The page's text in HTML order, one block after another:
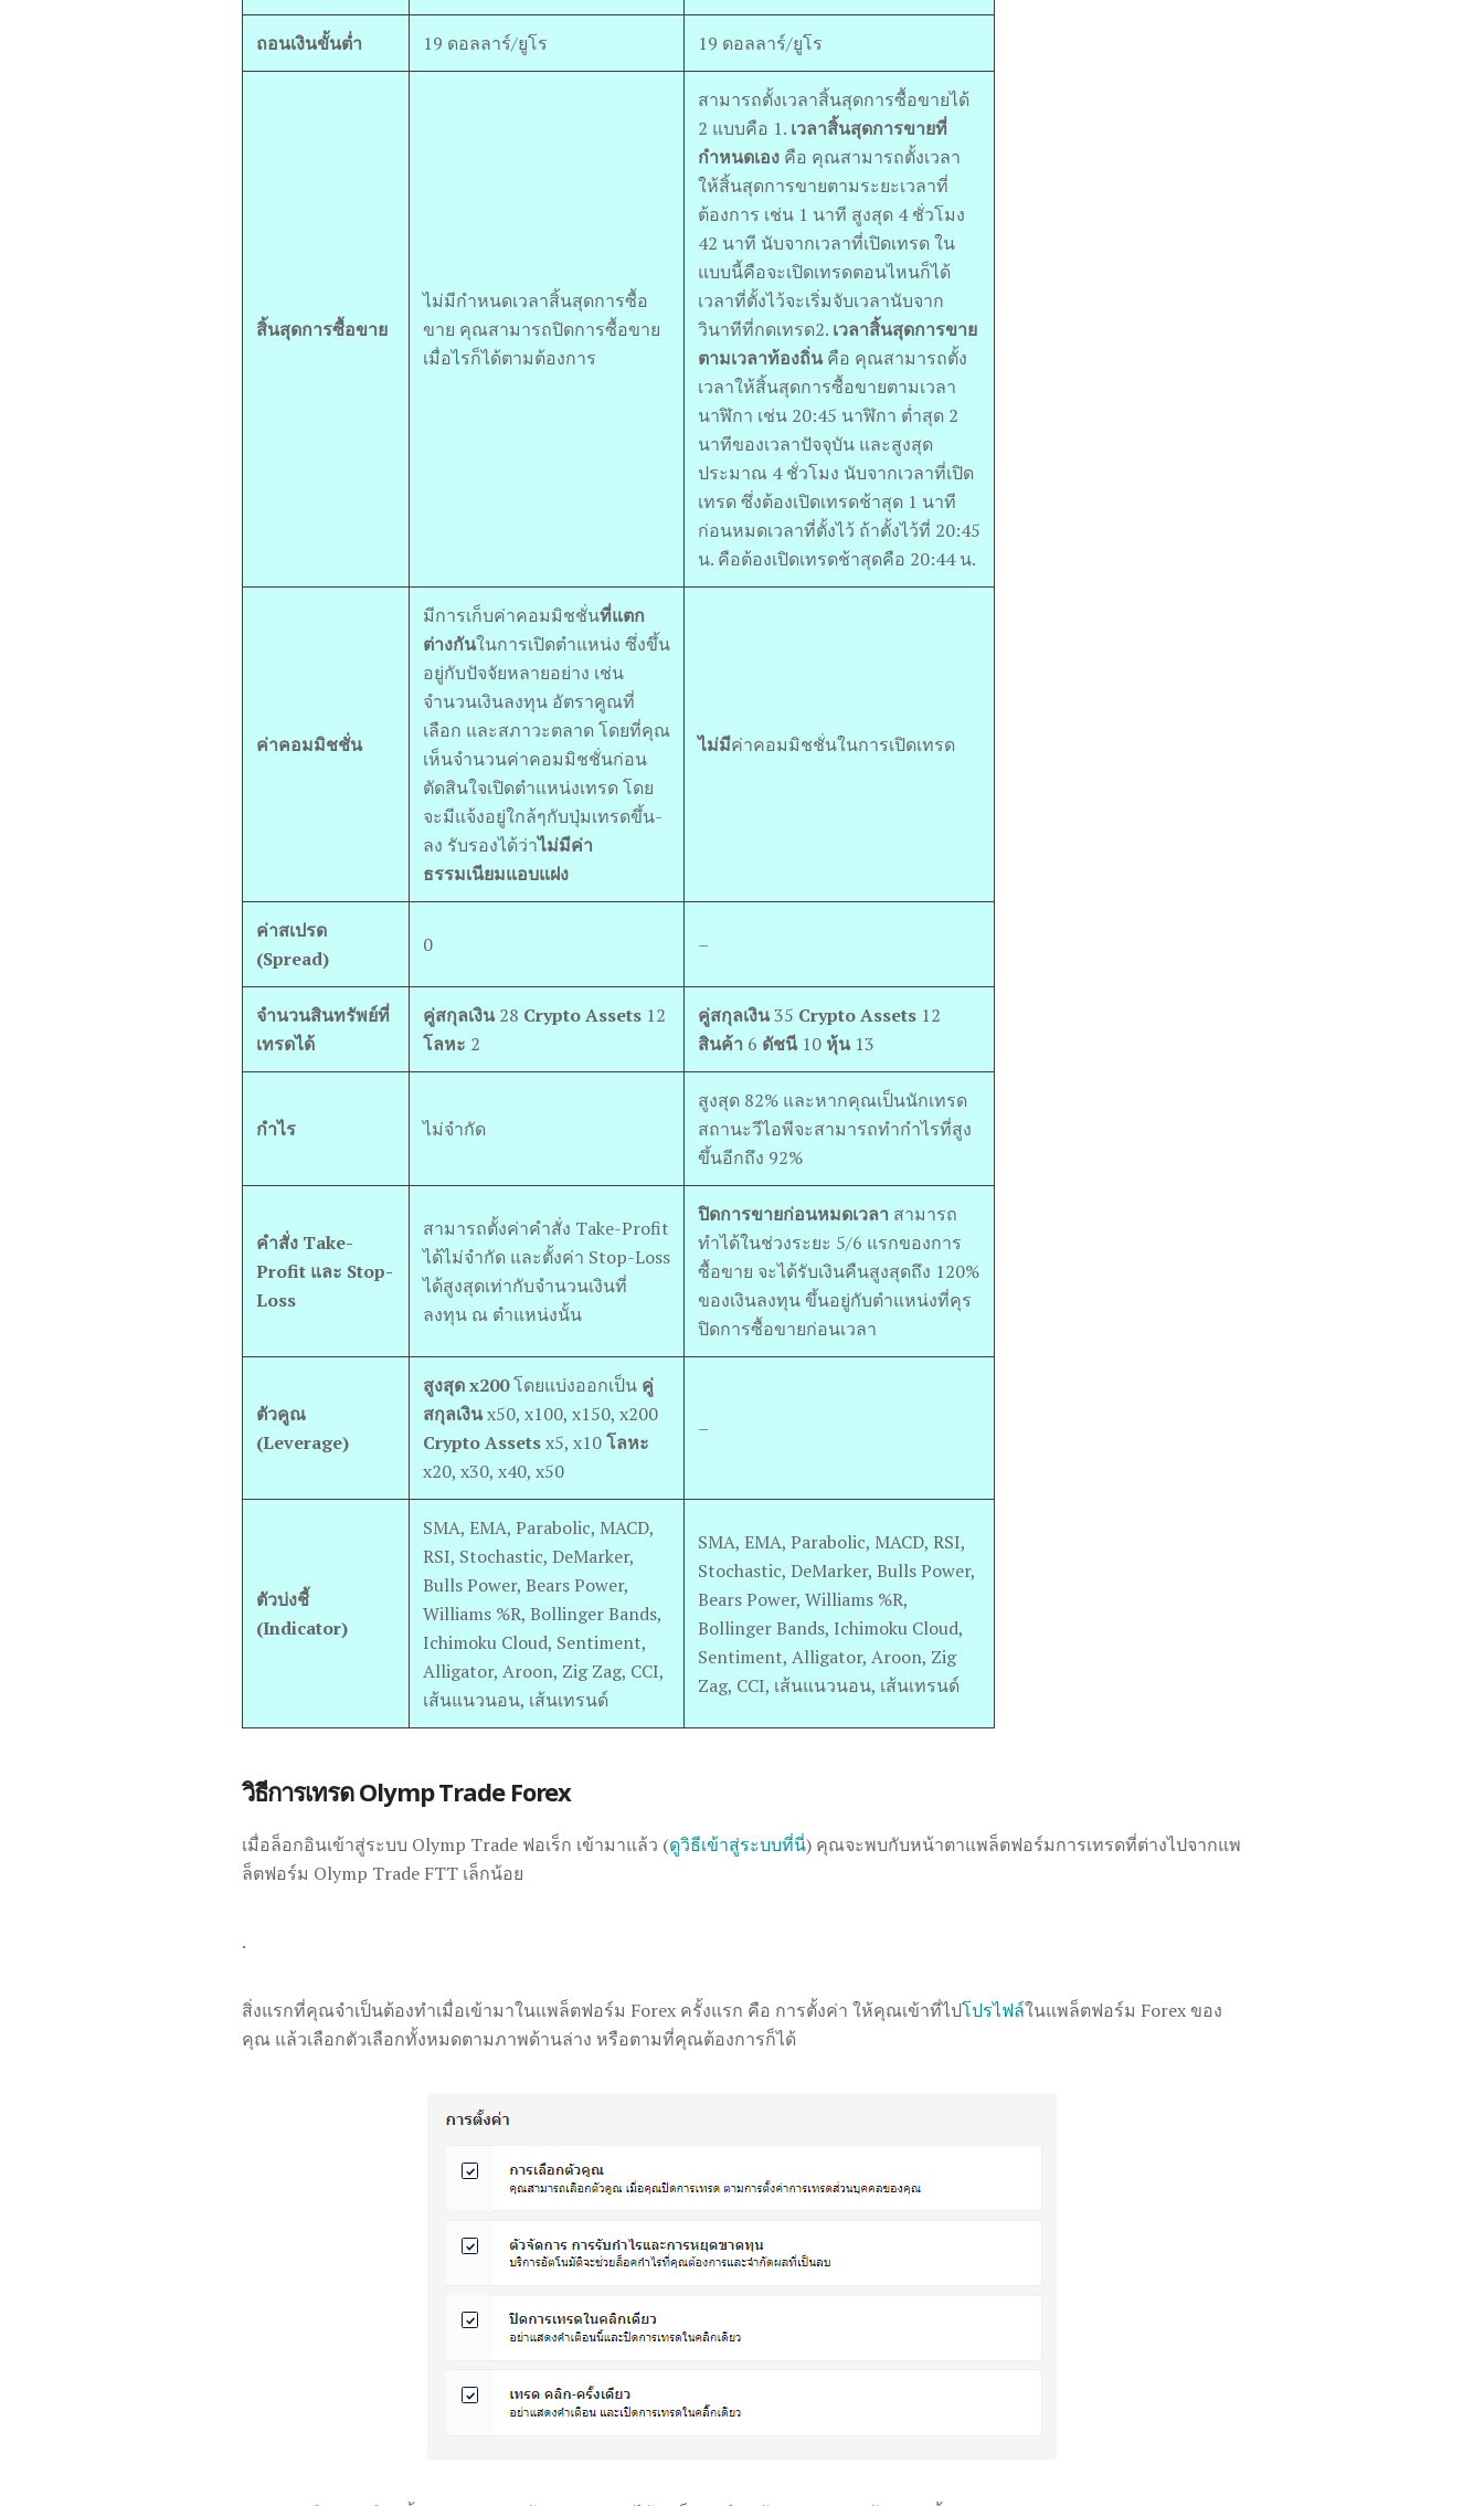
ถอนเงินขั้นต่ำ 19 ดอลลาร์/ยูโร 19 ดอลลาร์/ยูโร
สิ้นสุดการซื้อขาย
ไม่มีกำหนดเวลาสิ้นสุดการซื้อ
ขาย คุณสามารถปิดการซื้อขาย
เมื่อไรก็ได้ตามต้องการ
สามารถตั้งเวลาสิ้นสุดการซื้อขายได้
2 แบบคือ 1. เวลาสิ้นสุดการขายที่
กำหนดเอง คือ คุณสามารถตั้งเวลา
ให้สิ้นสุดการขายตามระยะเวลาที่
ต้องการ เช่น 1 นาที สูงสุด 4 ชั่วโมง
42 นาที นับจากเวลาที่เปิดเทรด ใน
แบบนี้คือจะเปิดเทรดตอนไหนก็ได้
เวลาที่ตั้งไว้จะเริ่มจับเวลานับจาก
วินาทีที่กดเทรด2. เวลาสิ้นสุดการขาย
ตามเวลาท้องถิ่นคือ คุณสามารถตั้ง
เวลาให้สิ้นสุดการซื้อขายตามเวลา
นาฬิกา เช่น 20:45 นาฬิกา ต่ำสุด 2
นาทีของเวลาปัจจุบัน และสูงสุด
ประมาณ 4 ชั่วโมง นับจากเวลาที่เปิด
เทรด ซึ่งต้องเปิดเทรดช้าสุด 1 นาที
ก่อนหมดเวลาที่ตั้งไว้ ถ้าตั้งไว้ที่ 20:45
น. คือต้องเปิดเทรดช้าสุดคือ 20:44 น.
ค่าคอมมิชชั่น
มีการเก็บค่าคอมมิชชั่นที่แตก
ต่างกันในการเปิดตำแหน่ง ซึ่งขึ้น
อยู่กับปัจจัยหลายอย่าง เช่น
จำนวนเงินลงทุน อัตราคูณที่
เลือก และสภาวะตลาด โดยที่คุณ
เห็นจำนวนค่าคอมมิชชั่นก่อน
ตัดสินใจเปิดตำแหน่งเทรด โดย
จะมีแจ้งอยู่ใกล้ๆกับปุ่มเทรดขึ้น-
ลง รับรองได้ว่าไม่มีค่า
ธรรมเนียมแอบแฝง
ไม่มีค่าคอมมิชชั่นในการเปิดเทรด
ค่าสเปรด
(Spread)
0 –
จำนวนสินทรัพย์ที่
เทรดได้
คู่สกุลเงิน28 Crypto Assets 12
โลหะ 2
คู่สกุลเงิน35 Crypto Assets 12
สินค้า 6 ดัชนี10 หุ้น13
กำไร ไม่จำกัด
สูงสุด 82% และหากคุณเป็นนักเทรด
สถานะวีไอพีจะสามารถทำกำไรที่สูง
ขึ้นอีกถึง 92%
คำสั่ง Take-
Profit และ Stop-
Loss
สามารถตั้งค่าคำสั่ง Take-Profit
ได้ไม่จำกัด และตั้งค่า Stop-Loss
ได้สูงสุดเท่ากับจำนวนเงินที่
ลงทุน ณ ตำแหน่งนั้น
ปิดการขายก่อนหมดเวลา สามารถ
ทำได้ในช่วงระยะ 5/6 แรกของการ
ซื้อขาย จะได้รับเงินคืนสูงสุดถึง 120%
ของเงินลงทุน ขึ้นอยู่กับตำแหน่งที่คุร
ปิดการซื้อขายก่อนเวลา
ตัวคูณ
(Leverage)
สูงสุด x200โดยแบ่งออกเป็น คู่
สกุลเงินx50, x100, x150, x200
Crypto Assetsx5, x10โลหะ
x20, x30, x40, x50
–
ตัวบ่งชี้
(Indicator)
SMA, EMA, Parabolic, MACD,
RSI, Stochastic, DeMarker,
Bulls Power, Bears Power,
Williams %R, Bollinger Bands,
Ichimoku Cloud, Sentiment,
Alligator, Aroon, Zig Zag, CCI,
เส้นแนวนอน, เส้นเทรนด์
SMA, EMA, Parabolic, MACD, RSI,
Stochastic, DeMarker, Bulls Power,
Bears Power, Williams %R,
Bollinger Bands, Ichimoku Cloud,
Sentiment, Alligator, Aroon, Zig
Zag, CCI, เส้นแนวนอน, เส้นเทรนด์
วิธีการเทรด Olymp Trade Forex
เมื่อล็อกอินเข้าสู่ระบบ Olymp Trade ฟอเร็ก เข้ามาแล้ว (ดูวิธีเข้าสู่ระบบที่นี่) คุณจะพบกับหน้าตาแพล็ตฟอร์มการเทรดที่ต่างไปจากแพ
ล็ตฟอร์ม Olymp Trade FTT เล็กน้อย
.
สิ่งแรกที่คุณจำเป็นต้องทำเมื่อเข้ามาในแพล็ตฟอร์ม Forex ครั้งแรก คือ การตั้งค่า ให้คุณเข้าที่ไปโปรไฟล์ในแพล็ตฟอร์ม Forex ของ
คุณ แล้วเลือกตัวเลือกทั้งหมดตามภาพด้านล่าง หรือตามที่คุณต้องการก็ได้